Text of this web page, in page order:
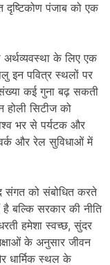
दृष्टिकोण पंजाब को एक
अर्थव्यवस्था के लिए एक
इन पवित्र स्थलों पर
कई गुना बढ़ सकती
होली सिटीज को
भर से पर्यटक और
और रेल सुविधाओं में
संगत को संबोधित करते
बल्कि सरकार की नीति
हमेशा स्वच्छ, सुंदर
के अनुसार जीवन
धार्मिक स्थल के